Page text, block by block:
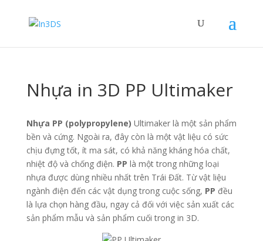
Nhựa in 3D PP Ultimaker
Nhựa PP (polypropylene) Ultimaker là một sản phẩm
bền và cứng. Ngoài ra, đây còn là một vật liệu có sức
chịu đựng tốt, ít ma sát, có khả năng kháng hóa chất,
nhiệt độ và chống điện. PP là một trong những loại
nhựa được dùng nhiều nhất trên Trái Đất. Từ vật liệu
ngành điện đến các vật dụng trong cuộc sống, PP đều
là lựa chọn hàng đầu, ngay cả đối với việc sản xuất các
sản phẩm mẫu và sản phẩm cuối trong in 3D.